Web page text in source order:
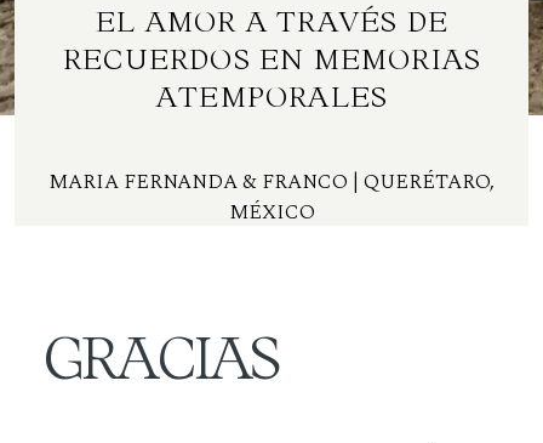
EL AMOR A TRAVÉS DE
RECUERDOS EN MEMORIAS
ATEMPORALES
MARIA FERNANDA & FRANCO | QUERÉTARO,
MÉXICO
GRACIAS